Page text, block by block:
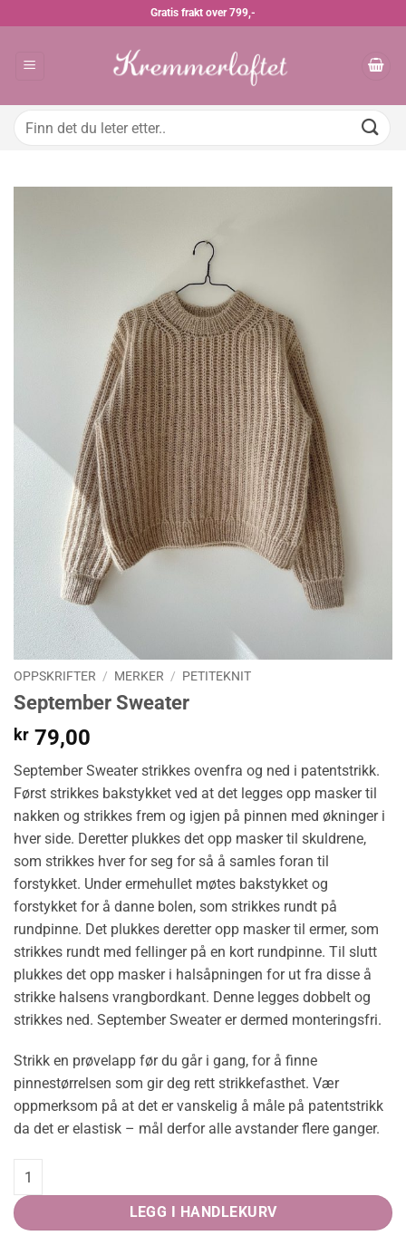
Gratis frakt over 799,-
Søk
OPPSKRIFTER / MERKER / PETITEKNIT
September Sweater
kr 79,00
September Sweater strikkes ovenfra og ned i patentstrikk.
Først strikkes bakstykket ved at det legges opp masker til
nakken og strikkes frem og igjen på pinnen med økninger i
hver side. Deretter plukkes det opp masker til skuldrene,
som strikkes hver for seg for så å samles foran til
forstykket. Under ermehullet møtes bakstykket og
forstykket for å danne bolen, som strikkes rundt på
rundpinne. Det plukkes deretter opp masker til ermer, som
strikkes rundt med fellinger på en kort rundpinne. Til slutt
plukkes det opp masker i halsåpningen for ut fra disse å
strikke halsens vrangbordkant. Denne legges dobbelt og
strikkes ned. September Sweater er dermed monteringsfri.
Strikk en prøvelapp før du går i gang, for å finne
pinnestørrelsen som gir deg rett strikkefasthet. Vær
oppmerksom på at det er vanskelig å måle på patentstrikk
da det er elastisk – mål derfor alle avstander flere ganger.
September Sweater quantity
LEGG I HANDLEKURV